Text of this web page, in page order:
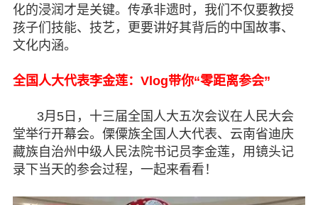
化的浸润才是关键。传承非遗时，我们不仅要教授
孩子们技能、技艺，更要讲好其背后的中国故事、
文化内涵。
全国人大代表李金莲：Vlog带你“零距离参会”
3月5日，十三届全国人大五次会议在人民大会
堂举行开幕会。傈僳族全国人大代表、云南省迪庆
藏族自治州中级人民法院书记员李金莲，用镜头记
录下当天的参会过程，一起来看看！